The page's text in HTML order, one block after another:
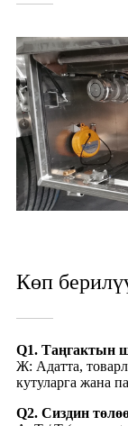
Көп
Q1. Таңгактын
Ж: Адатта,
кутуларга жана
Q2. Сиздин